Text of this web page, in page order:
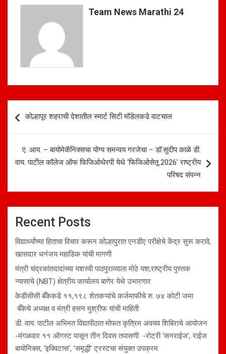
A
p
p
o
o
k
Team News Marathi 24
navigation
कोल्हापूर शहराची देशातील स्मार्ट सिटी मॉडेलकडे वाटचाल
ए. आय. – बायोमेकॅनिक्सचा योग्य समन्वय गरजेचा – डॉ.सुदीप काळे डी.
वाय. पाटील कॉलेज ऑफ फिजिओथेरपी येथे ‘फिजिओसेतू 2026′ राष्ट्रीय
परिषद संपन्न
Recent Posts
विद्यार्थ्यांच्या हिताचा विचार करून कोल्हापुरात एनडीए परीक्षेचे केंद्र सुरू करावे,
खासदार धनंजय महाडिक यांची मागणी
मंत्री चंद्रकांतदादांच्या यशस्वी पाठपुराव्याला मोठे यश;राष्ट्रीय पुस्तक
न्यासाचे (NBT) क्षेत्रीय कार्यालय बाणेर येथे उभारणार
केडीसीसी बँकेकडे ११,१९८ शेतकऱ्यांचे कर्जमाफीचे रु. ७४ कोटी जमा
बँकेचे अध्यक्ष व मंत्री हसन मुश्रीफ यांची माहिती
डी. वाय. पाटील अभिमत विद्यापीठात मोफत कृत्रिम अवयव शिबिराचे आयोजन
-मंगळवार ११ ऑगस्ट पासून तीन दिवस तपासणी -रोटरी ‘सनराईज’, राईज
बायोनिक्स, ‘इक्विटास’, ‘समृद्धी’ ट्रस्टचा संयुक्त उपक्रम